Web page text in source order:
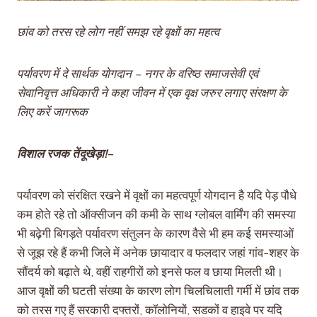
छांव को तरस रहे लोग नहीं समझ रहे वृक्षों का महत्व
पर्यावरण में दे सार्थक योगदान – नगर के वरिष्ठ समाजसेवी एवं
सेवानिवृत्त अधिकारी ने कहा जीवन में एक वृक्ष जरुर लगाए संरक्षण के
लिए करें जागरूक
विशाल रजक तेंदूखेड़ा!–
पर्यावरण को संरक्षित रखने में वृक्षों का महत्वपूर्ण योगदान है यदि पेड़ पौधे
कम होते रहे तो ऑक्सीजन की कमी के साथ ग्लोबल वार्मिंग की समस्या
भी बढ़ेगी बिगड़ते पर्यावरण संतुलन के कारण वैसे भी हम कई समस्याओं
से जूझ रहे हैं कभी जिले में अनेक छायादार व फलदार जहां गांव-शहर के
सौंदर्य को बढ़ाते थे, वहीं राहगीरों को इनसे फल व छाया मिलती थी।
आज वृक्षों की घटती संख्या के कारण लोग चिलचिलाती गर्मी में छांव तक
को तरस गए हैं सरकारी दफ्तरों, कॉलोनियों, सडकों व हाइवे पर यदि